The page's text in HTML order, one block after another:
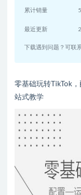
累计销量 5
最近更新
下载遇到问题？可联
零基础玩转TikTok
站式教学